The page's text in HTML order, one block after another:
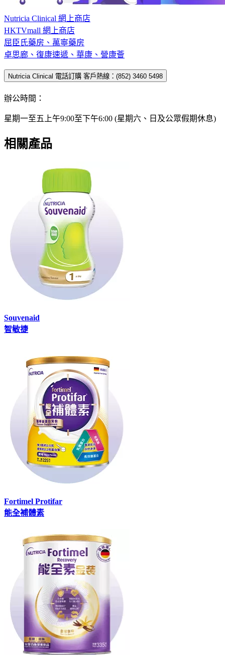
Nutricia Clinical 網上商店
HKTVmall 網上商店
屈臣氏藥房、萬寧藥房
卓思廊、復康速遞、華康、營康薈
Nutricia Clinical 電話訂購 客戶熱線：(852) 3460 5498
辦公時間：
星期一至五上午9:00至下午6:00 (星期六、日及公眾假期休息)
相關產品
Souvenaid
智敏捷
Fortimel Protifar
能全補體素